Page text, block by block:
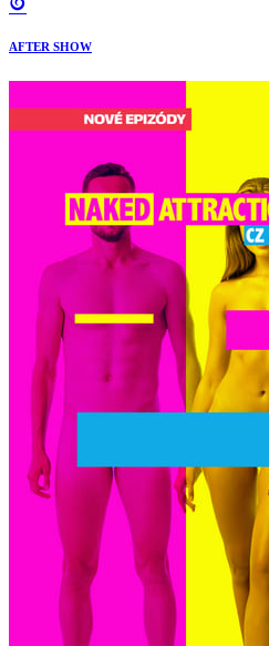
AFTER SHOW